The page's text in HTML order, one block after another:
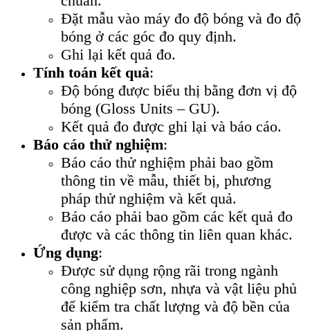
Đặt mẫu vào máy đo độ bóng và đo độ
bóng ở các góc đo quy định.
Ghi lại kết quả đo.
Tính toán kết quả:
Độ bóng được biểu thị bằng đơn vị độ
bóng (Gloss Units – GU).
Kết quả đo được ghi lại và báo cáo.
Báo cáo thử nghiệm:
Báo cáo thử nghiệm phải bao gồm
thông tin về mẫu, thiết bị, phương
pháp thử nghiệm và kết quả.
Báo cáo phải bao gồm các kết quả đo
được và các thông tin liên quan khác.
Ứng dụng:
Được sử dụng rộng rãi trong ngành
công nghiệp sơn, nhựa và vật liệu phủ
để kiểm tra chất lượng và độ bền của
sản phẩm.